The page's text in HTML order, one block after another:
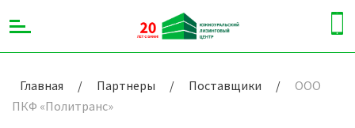
Главная / Партнеры / Поставщики /
ООО
ПКФ «Политранс»